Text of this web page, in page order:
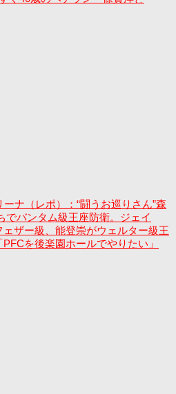
ナ（レポ）：“闘うお巡りさん”森
でバンタム級王座防衛。ジェイ
ザー級、能登崇がウェルター級王
を後楽園ホールでやりたい」